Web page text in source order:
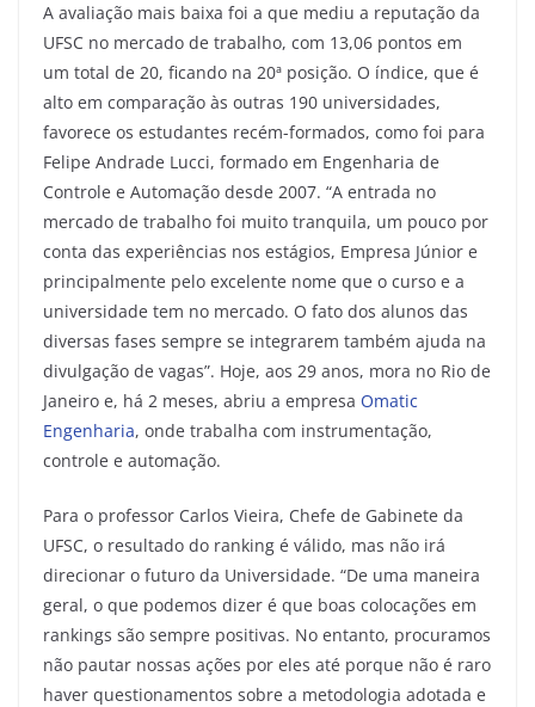
A avaliação mais baixa foi a que mediu a reputação da
UFSC no mercado de trabalho, com 13,06 pontos em
um total de 20, ficando na 20ª posição. O índice, que é
alto em comparação às outras 190 universidades,
favorece os estudantes recém-formados, como foi para
Felipe Andrade Lucci, formado em Engenharia de
Controle e Automação desde 2007. “A entrada no
mercado de trabalho foi muito tranquila, um pouco por
conta das experiências nos estágios, Empresa Júnior e
principalmente pelo excelente nome que o curso e a
universidade tem no mercado. O fato dos alunos das
diversas fases sempre se integrarem também ajuda na
divulgação de vagas”. Hoje, aos 29 anos, mora no Rio de
Janeiro e, há 2 meses, abriu a empresa Omatic
Engenharia, onde trabalha com instrumentação,
controle e automação.
Para o professor Carlos Vieira, Chefe de Gabinete da
UFSC, o resultado do ranking é válido, mas não irá
direcionar o futuro da Universidade. “De uma maneira
geral, o que podemos dizer é que boas colocações em
rankings são sempre positivas. No entanto, procuramos
não pautar nossas ações por eles até porque não é raro
haver questionamentos sobre a metodologia adotada e